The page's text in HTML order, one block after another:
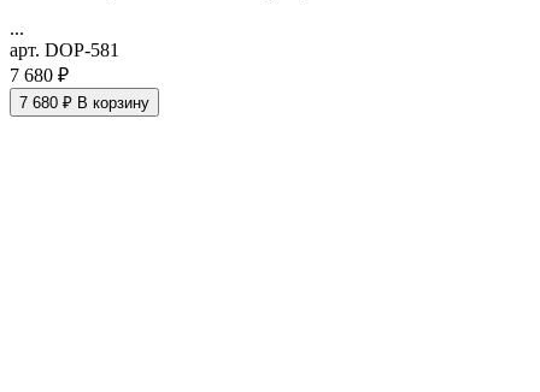
...
арт. DOP-581
7 680 ₽
7 680 ₽ В корзину